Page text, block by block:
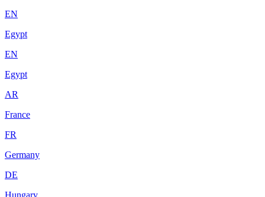
EN
Egypt
EN
Egypt
AR
France
FR
Germany
DE